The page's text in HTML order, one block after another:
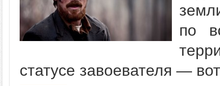
по
статусе завоевателя —